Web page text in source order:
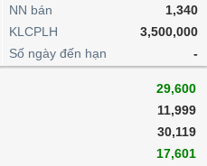
NN bán
1,340
KLCPLH
3,500,000
Số ngày đến hạn
-
29,600
11,999
30,119
17,601